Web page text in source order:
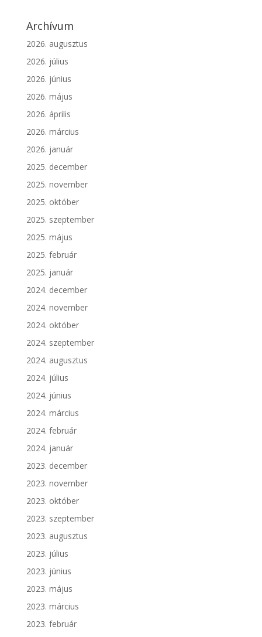
Archívum
2026. augusztus
2026. július
2026. június
2026. május
2026. április
2026. március
2026. január
2025. december
2025. november
2025. október
2025. szeptember
2025. május
2025. február
2025. január
2024. december
2024. november
2024. október
2024. szeptember
2024. augusztus
2024. július
2024. június
2024. március
2024. február
2024. január
2023. december
2023. november
2023. október
2023. szeptember
2023. augusztus
2023. július
2023. június
2023. május
2023. március
2023. február